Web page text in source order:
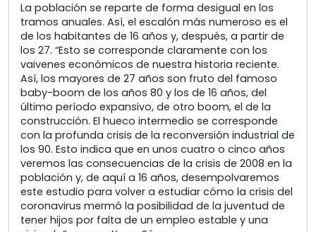
La población se reparte de forma desigual en los
tramos anuales. Así, el escalón más numeroso es el
de los habitantes de 16 años y, después, a partir de
los 27. “Esto se corresponde claramente con los
vaivenes económicos de nuestra historia reciente.
Así, los mayores de 27 años son fruto del famoso
baby-boom de los años 80 y los de 16 años, del
último período expansivo, de otro boom, el de la
construcción. El hueco intermedio se corresponde
con la profunda crisis de la reconversión industrial de
los 90. Esto indica que en unos cuatro o cinco años
veremos las consecuencias de la crisis de 2008 en la
población y, de aquí a 16 años, desempolvaremos
este estudio para volver a estudiar cómo la crisis del
coronavirus mermó la posibilidad de la juventud de
tener hijos por falta de un empleo estable y una